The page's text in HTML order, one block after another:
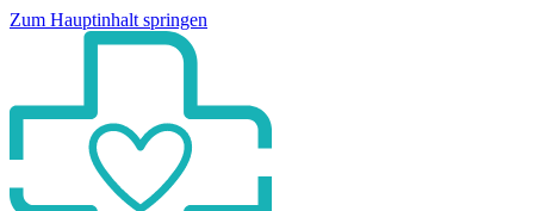
Zum Hauptinhalt springen